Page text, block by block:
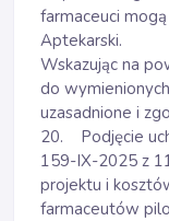
farmaceuci
Aptekarski.
Wskazując na
do
uzasadnione i
20. Podjęcie
159-IX-2025 z
projektu i
farmaceutów